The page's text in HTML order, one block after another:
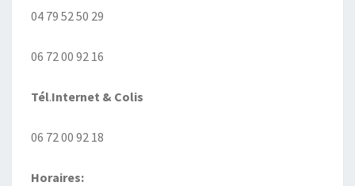
04 79 52 50 29
06 72 00 92 16
Tél.Internet & Colis
06 72 00 92 18
Horaires: